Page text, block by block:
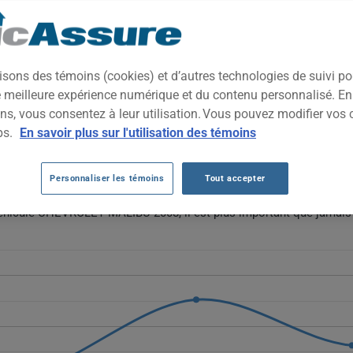
intermédiaire nord-américaine misant sur l'espace intérieur, le
recherchant un véhicule familial pratique et économique à long
MALIBU 2008 AU FIL DES 5
Malibu 2008 fluctue de façon notable, passant de 237 $ à
suggère des ajustements ponctuels plutôt qu'une
CHEVROLET MALIBU 2008, il est plus important que
des témoins (cookies) et d’autres technologies de suivi
expérience numérique et du contenu personnalisé.
vous consentez à leur utilisation. Vous pouvez modifier vos
En savoir plus sur l'utilisation des témoins
Personnaliser les témoins Tout accepter